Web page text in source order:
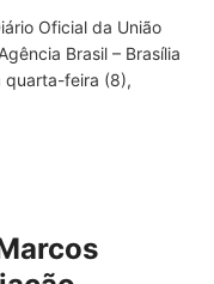
Oficial da União
Brasil – Brasília
quarta-feira (8),